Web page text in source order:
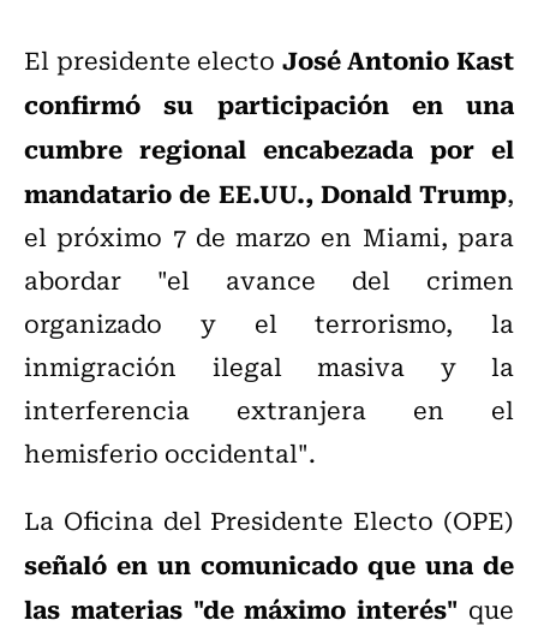
El presidente electo José Antonio Kast
confirmó su participación en una
cumbre regional encabezada por el
mandatario de EE.UU., Donald Trump,
el próximo 7 de marzo en Miami, para
abordar "el avance del crimen
organizado y el terrorismo, la
inmigración ilegal masiva y la
interferencia extranjera en el
hemisferio occidental".
La Oficina del Presidente Electo (OPE)
señaló en un comunicado que una de
las materias "de máximo interés" que